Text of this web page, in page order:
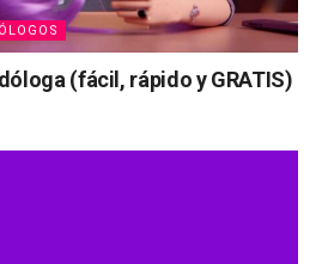
(fácil, rápido y GRATIS)